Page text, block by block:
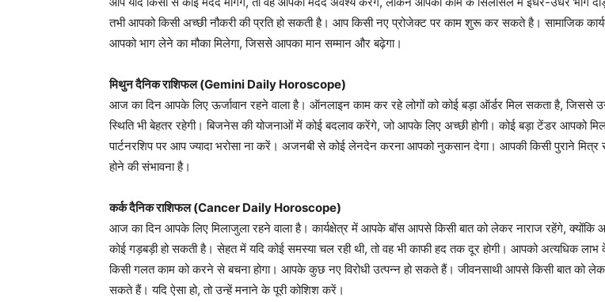
तभी आपको किसी अच्छी नौकरी की प्रति हो सकती है। आप किसी नए प्रोजेक्ट पर काम शुरू कर सकते है। सामाजिक
आपको भाग लेने का मौका मिलेगा, जिससे आपका मान सम्मान और बढ़ेगा।
मिथुन दैनिक राशिफल (Gemini Daily Horoscope)
आज का दिन आपके लिए ऊर्जावान रहने वाला है। ऑनलाइन काम कर रहे लोगों को कोई बड़ा ऑर्डर मिल सकता है, जिससे
स्थिति भी बेहतर रहेगी। बिजनेस की योजनाओं में कोई बदलाव करेंगे, जो आपके लिए अच्छी होगी। कोई बड़ा टेंडर आपको
पार्टनरशिप पर आप ज्यादा भरोसा ना करें। अजनबी से कोई लेनदेन करना आपको नुकसान देगा। आपकी किसी पुराने मित्र
होने की संभावना है।
कर्क दैनिक राशिफल (Cancer Daily Horoscope)
आज का दिन आपके लिए मिलाजुला रहने वाला है। कार्यक्षेत्र में आपके बॉस आपसे किसी बात को लेकर नाराज रहेंगे, क्योंकि
कोई गड़बड़ी हो सकती है। सेहत में यदि कोई समस्या चल रही थी, तो वह भी काफी हद तक दूर होगी। आपको अत्यधिक
किसी गलत काम को करने से बचना होगा। आपके कुछ नए विरोधी उत्पन्न हो सकते हैं। जीवनसाथी आपसे किसी बात को
सकते हैं। यदि ऐसा हो, तो उन्हें मनाने के पूरी कोशिश करें।